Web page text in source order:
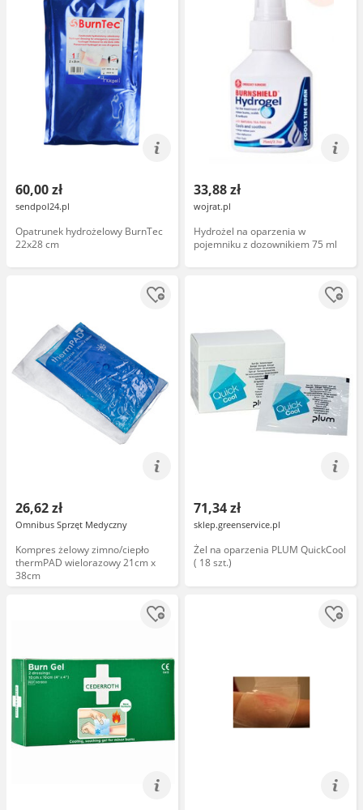
60,00 zł
sendpol24.pl
Opatrunek hydrożelowy BurnTec
22x28 cm
33,88 zł
wojrat.pl
Hydrożel na oparzenia w
pojemniku z dozownikiem 75 ml
26,62 zł
Omnibus Sprzęt Medyczny
Kompres żelowy zimno/ciepło
thermPAD wielorazowy 21cm x
38cm
71,34 zł
sklep.greenservice.pl
Żel na oparzenia PLUM QuickCool
( 18 szt.)